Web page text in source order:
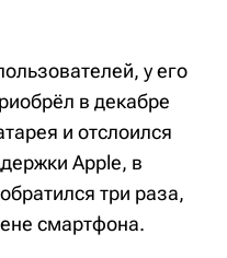
у его
в декабре
и отслоился
Apple, в
три раза,
смартфона.